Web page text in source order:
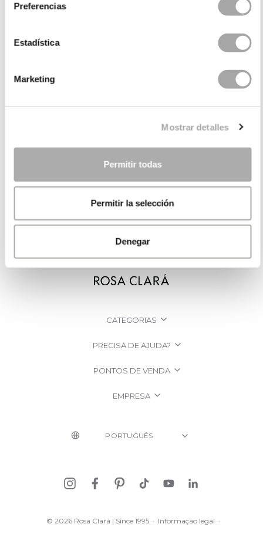
Preferencias
Estadística
Marketing
Mostrar detalles
Permitir todas
Permitir la selección
Denegar
CATEGORIAS
PRECISA DE AJUDA?
PONTOS DE VENDA
EMPRESA
© 2026 Rosa Clará | Since 1995 · Informação legal ·